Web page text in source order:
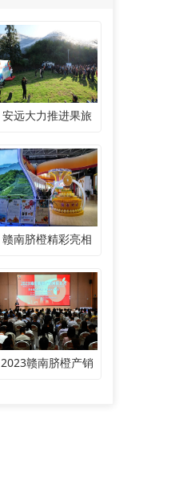
安远大力推进果旅
赣南脐橙精彩亮相
2023赣南脐橙产销